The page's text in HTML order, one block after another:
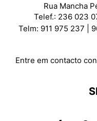
Rua Mancha
Telef.: 236 023
Telm: 911 975 237 |
Entre em contacto